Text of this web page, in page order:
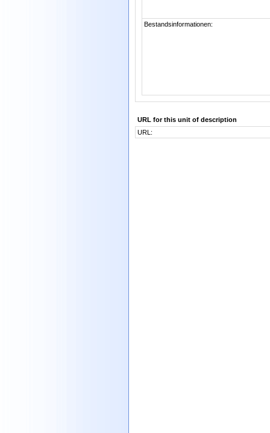
Bestandsinformationen:
URL for this unit of description
URL: